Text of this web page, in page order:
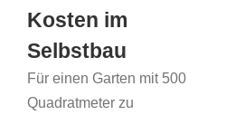
Kosten im
Selbstbau
Für einen Garten mit 500
Quadratmeter zu